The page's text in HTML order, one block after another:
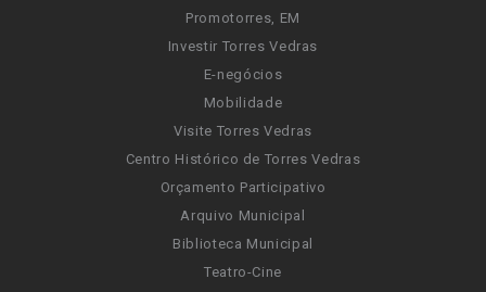
Promotorres, EM
Investir Torres Vedras
E-negócios
Mobilidade
Visite Torres Vedras
Centro Histórico de Torres Vedras
Orçamento Participativo
Arquivo Municipal
Biblioteca Municipal
Teatro-Cine